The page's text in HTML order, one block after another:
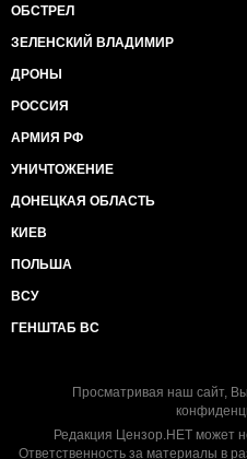
ОБСТРЕЛ
ЗЕЛЕНСКИЙ ВЛАДИМИР
ДРОНЫ
РОССИЯ
АРМИЯ РФ
УНИЧТОЖЕНИЕ
ДОНЕЦКАЯ ОБЛАСТЬ
КИЕВ
ПОЛЬША
ВСУ
ГЕНШТАБ ВС
Просматривая наш сайт,
Редакция Цензор.НЕТ может
Ответственность за материалы в